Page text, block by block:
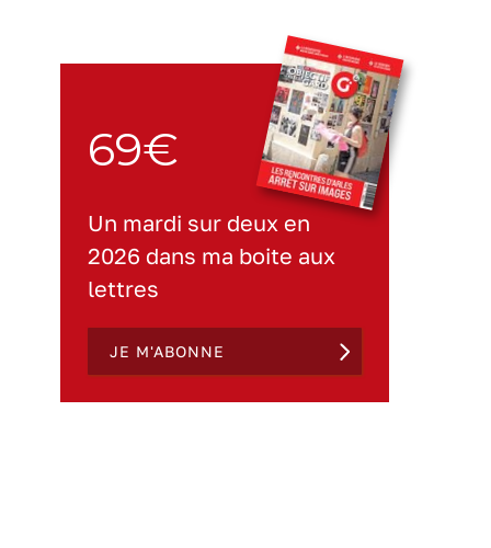
69€
Un mardi sur deux en
2026 dans ma boite aux
lettres
JE M'ABONNE